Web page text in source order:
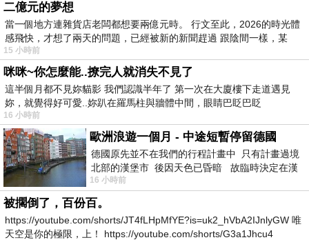
二億元的夢想
當一個地方連雜貨店老闆都想要兩億元時。 行文至此，2026的時光體
感飛快，才想了兩天的問題，已經被新的新聞趕過 跟陰間一樣，某
15 小時前
咪咪~你怎麼能..撩完人就消失不見了
這半個月都不見妳貓影 我們認識半年了 第一次在大廈樓下走道遇見
妳，就覺得好可愛..妳趴在羅馬柱與牆體中間，眼睛巴眨巴眨
16 小時前
歐洲浪遊一個月 - 中途短暫停留德國
德國原先並不在我們的行程計畫中 只有計畫過境
北部的漢堡市 後因天色已昏暗 故臨時決定在漢
堡市吃晚餐和過夜
16 小時前
被擱倒了，百份百。
https://youtube.com/shorts/JT4fLHpMfYE?is=uk2_hVbA2IJnlyGW 唯
天空是你的極限，上！ https://youtube.com/shorts/G3a1Jhcu4